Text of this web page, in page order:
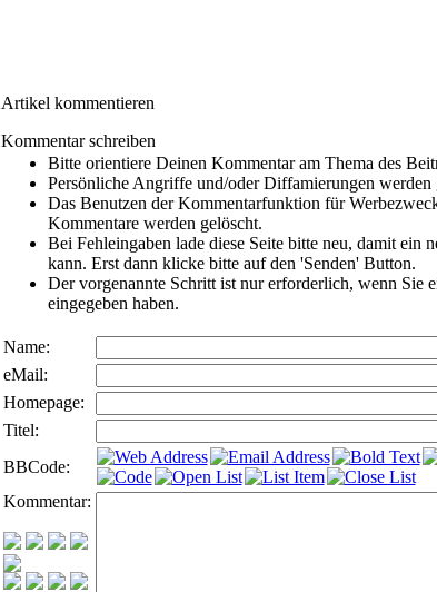
Artikel kommentieren
Kommentar schreiben
Bitte orientiere Deinen Kommentar am Thema des
Persönliche Angriffe und/oder Diffamierungen werden
Das Benutzen der Kommentarfunktion für
Kommentare werden gelöscht.
Bei Fehleingaben lade diese Seite bitte neu, damit ein
kann. Erst dann klicke bitte auf den 'Senden' Button.
Der vorgenannte Schritt ist nur erforderlich, wenn Sie
eingegeben haben.
Name:
eMail:
Homepage:
Titel:
BBCode:
Kommentar: